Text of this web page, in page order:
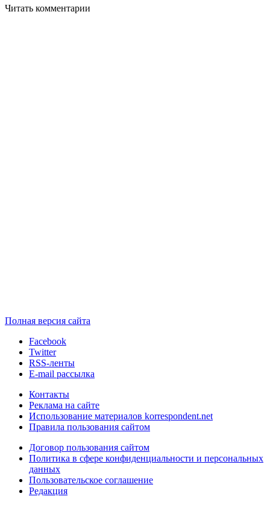
Читать комментарии
Полная версия сайта
Facebook
Twitter
RSS-ленты
E-mail рассылка
Контакты
Реклама на сайте
Использование материалов korrespondent.net
Правила пользования сайтом
Договор пользования сайтом
Политика в сфере конфиденциальности и персональных
данных
Пользовательское соглашение
Редакция